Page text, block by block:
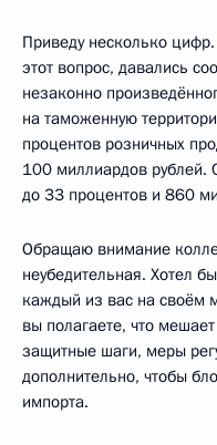
Приведу несколько
этот вопрос, давались
незаконно
на таможенную
процентов розничных
100 миллиардов рублей.
до 33 процентов и 860
Обращаю внимание
неубедительная. Хотел
каждый из вас на своём
вы полагаете, что
защитные шаги, меры
дополнительно, чтобы
импорта.